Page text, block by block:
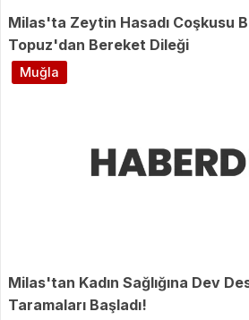
Milas'ta Zeytin Hasadı Coşkusu
Topuz'dan Bereket Dileği
Milas'tan Kadın Sağlığına Dev
Taramaları Başladı!
Muğla